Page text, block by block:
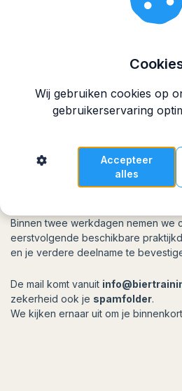
Je hebt je aangemeld voor het SVH
mooie stap richting officiële
Binnen twee werkdagen nemen we
eerstvolgende beschikbare
en je verdere deelname te
De mail komt vanuit
zekerheid ook je spamfolder.
We kijken ernaar uit om je
Wij gebruiken cookies op
gebruikerservaring
Accepteer
alles